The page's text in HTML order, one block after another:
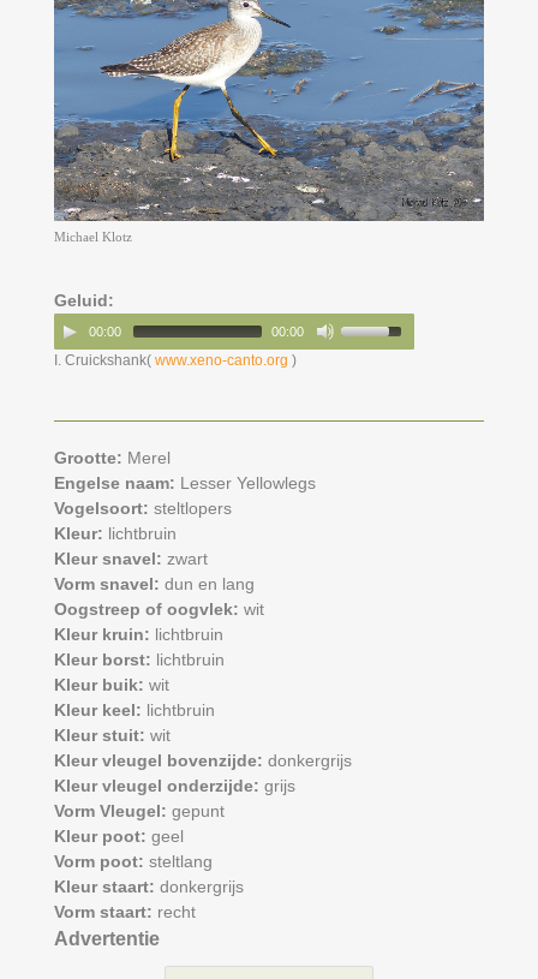
Michael Klotz
Geluid:
00:00 00:00
I. Cruickshank( www.xeno-canto.org )
Grootte: Merel
Engelse naam: Lesser Yellowlegs
Vogelsoort: steltlopers
Kleur: lichtbruin
Kleur snavel: zwart
Vorm snavel: dun en lang
Oogstreep of oogvlek: wit
Kleur kruin: lichtbruin
Kleur borst: lichtbruin
Kleur buik: wit
Kleur keel: lichtbruin
Kleur stuit: wit
Kleur vleugel bovenzijde: donkergrijs
Kleur vleugel onderzijde: grijs
Vorm Vleugel: gepunt
Kleur poot: geel
Vorm poot: steltlang
Kleur staart: donkergrijs
Vorm staart: recht
Advertentie